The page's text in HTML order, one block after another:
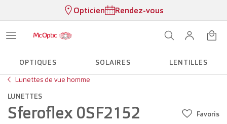
Opticien Rendez-vous
OPTIQUES SOLAIRES
LENTILLES
Lunettes de vue homme
LUNETTES
Sferoflex 0SF2152 Favoris